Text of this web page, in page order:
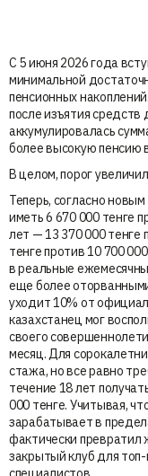
С 5 июня 2026 года
минимальной
пенсионных
после изъятия средств
аккумулировалась
более высокую пенсию
В целом, порог
Теперь, согласно
иметь 6 670 000 тенге
лет — 13 370 000 тенге
тенге против 10 700
в реальные
еще более
уходит 10% от
казахстанец мог
своего
месяц. Для
стажа, но все равно
течение 18 лет
000 тенге. Учитывая,
зарабатывает в
фактически превратил
закрытый клуб для